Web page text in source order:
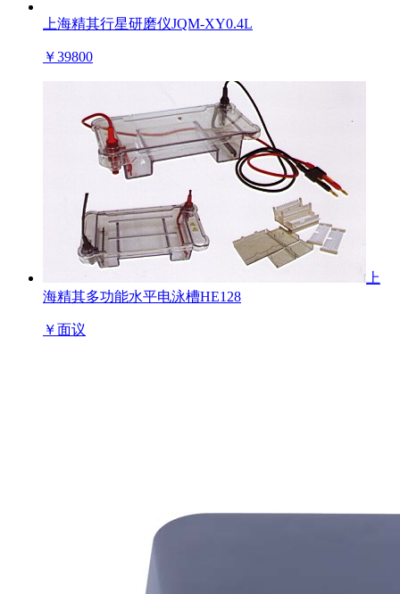
上海精其行星研磨仪JQM-XY0.4L
￥39800
上
海精其多功能水平电泳槽HE128
￥面议